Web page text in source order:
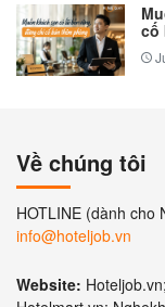
cố
Về chúng tôi
HOTLINE (dành cho
info@hoteljob.vn
Website: